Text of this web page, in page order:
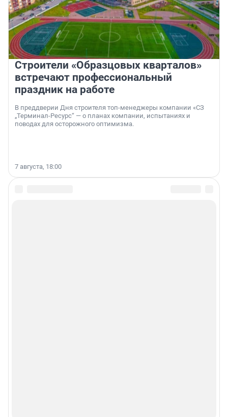
Строители «Образцовых кварталов»
встречают профессиональный
праздник на работе
В преддверии Дня строителя топ-менеджеры компании «СЗ
„Терминал-Ресурс“ — о планах компании, испытаниях и
поводах для осторожного оптимизма.
7 августа, 18:00